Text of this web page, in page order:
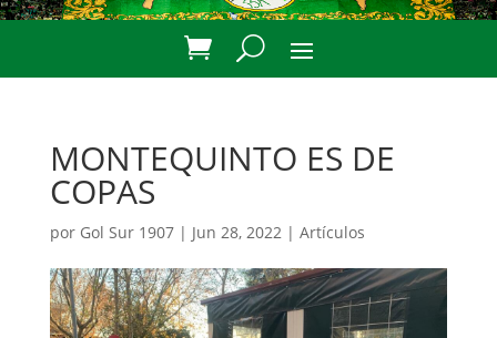
MONTEQUINTO ES DE
COPAS
por Gol Sur 1907| Jun 28, 2022 | Artículos